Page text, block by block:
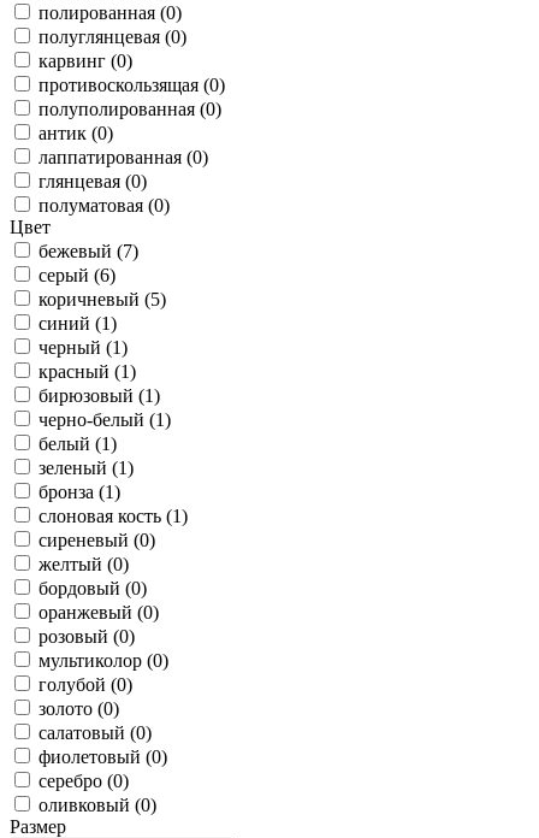
полированная (0)
полуглянцевая (0)
карвинг (0)
противоскользящая (0)
полуполированная (0)
антик (0)
лаппатированная (0)
глянцевая (0)
полуматовая (0)
Цвет
бежевый (7)
серый (6)
коричневый (5)
синий (1)
черный (1)
красный (1)
бирюзовый (1)
черно-белый (1)
белый (1)
зеленый (1)
бронза (1)
слоновая кость (1)
сиреневый (0)
желтый (0)
бордовый (0)
оранжевый (0)
розовый (0)
мультиколор (0)
голубой (0)
золото (0)
салатовый (0)
фиолетовый (0)
серебро (0)
оливковый (0)
Размер